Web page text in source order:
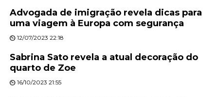
Advogada de imigração revela dicas para
uma viagem à Europa com segurança
12/07/2023 22:18
Sabrina Sato revela a atual decoração do
quarto de Zoe
16/10/2023 21:55